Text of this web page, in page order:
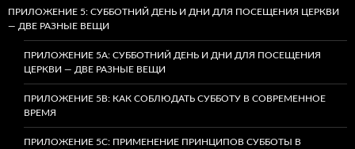
ПРИЛОЖЕНИЕ 5: СУББОТНИЙ ДЕНЬ И ДНИ ДЛЯ ПОСЕЩЕНИЯ ЦЕРКВИ
— ДВЕ РАЗНЫЕ ВЕЩИ
ПРИЛОЖЕНИЕ 5A: СУББОТНИЙ ДЕНЬ И ДНИ ДЛЯ ПОСЕЩЕНИЯ
ЦЕРКВИ — ДВЕ РАЗНЫЕ ВЕЩИ
ПРИЛОЖЕНИЕ 5B: КАК СОБЛЮДАТЬ СУББОТУ В СОВРЕМЕННОЕ
ВРЕМЯ
ПРИЛОЖЕНИЕ 5C: ПРИМЕНЕНИЕ ПРИНЦИПОВ СУББОТЫ В